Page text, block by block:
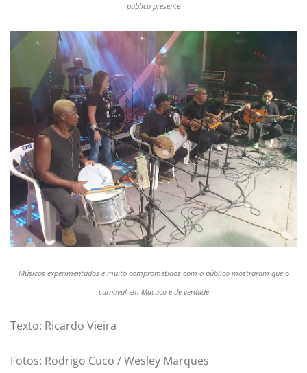
público presente
Músicos experimentados e muito comprometidos com o público mostraram que o
carnaval em Macuco é de verdade
Texto: Ricardo Vieira
Fotos: Rodrigo Cuco / Wesley Marques